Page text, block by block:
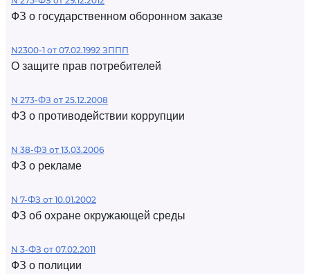
ФЗ о государственном оборонном заказе
N2300-1 от 07.02.1992 ЗППП
О защите прав потребителей
N 273-ФЗ от 25.12.2008
ФЗ о противодействии коррупции
N 38-ФЗ от 13.03.2006
ФЗ о рекламе
N 7-ФЗ от 10.01.2002
ФЗ об охране окружающей среды
N 3-ФЗ от 07.02.2011
ФЗ о полиции